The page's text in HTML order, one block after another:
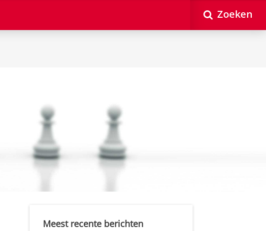
Zoeken
Meest recente berichten